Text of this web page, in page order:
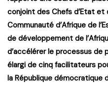
conjoint des Chefs d’Etat et
Communauté d’Afrique de
de développement de
d’accélérer le processus de
élargi de cinq facilitateurs
la République démocratique